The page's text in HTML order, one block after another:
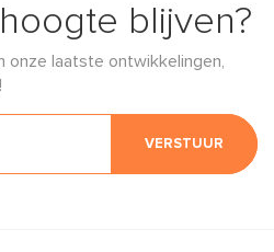
blijven?
onze laatste ontwikkelingen,
VERSTUUR